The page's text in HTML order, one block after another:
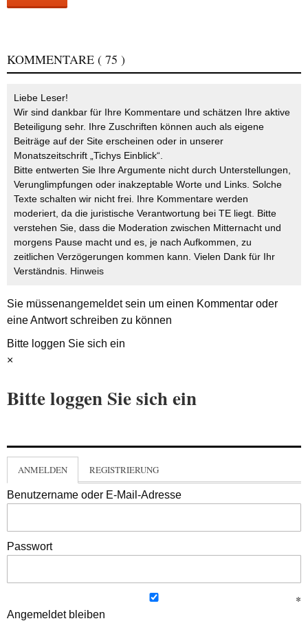
KOMMENTARE ( 75 )
Liebe Leser!
Wir sind dankbar für Ihre Kommentare und schätzen Ihre aktive
Beteiligung sehr. Ihre Zuschriften können auch als eigene
Beiträge auf der Site erscheinen oder in unserer
Monatszeitschrift „Tichys Einblick“.
Bitte entwerten Sie Ihre Argumente nicht durch Unterstellungen,
Verunglimpfungen oder inakzeptable Worte und Links. Solche
Texte schalten wir nicht frei. Ihre Kommentare werden
moderiert, da die juristische Verantwortung bei TE liegt. Bitte
verstehen Sie, dass die Moderation zwischen Mitternacht und
morgens Pause macht und es, je nach Aufkommen, zu
zeitlichen Verzögerungen kommen kann. Vielen Dank für Ihr
Verständnis. Hinweis
Sie müssenangemeldetsein um einen Kommentar oder
eine Antwort schreiben zu können
Bitte loggen Sie sich ein
×
Bitte loggen Sie sich ein
ANMELDEN REGISTRIERUNG
Benutzername oder E-Mail-Adresse
Passwort
Angemeldet bleiben